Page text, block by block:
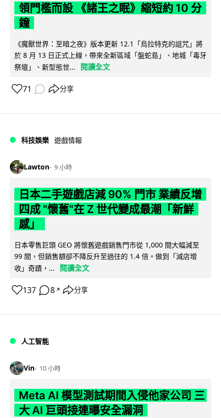
領門檻而設 《諸王之眠》縮短約 10 分
鐘
《魔獸世界：至暗之夜》版本更新 12.1「烏拉特克的詛咒」將
於 8 月 13 日正式上線，帶來全新區域「盤蛇島」、地城「毒牙
祭壇」、新型態世...
閱讀全文
71 分享
科技娛樂 遊戲情報
Lawton 9 小時
日本二手遊戲店減 90% 門市 業績反增
四成 "懷舊"在 Z 世代變成最潮「新鮮
感」
日本零售巨頭 GEO 將懷舊遊戲銷售門市從 1,000 間大幅減至
99 間，但銷售額卻不降反升至過往的 1.4 倍。做到「減店增
收」奇蹟，...
閱讀全文
137 8 ↗ 分享
人工智能
Vin 10 小時
Meta AI 模型測試期間入侵他家公司 三
大 AI 巨頭接連曝安全漏洞